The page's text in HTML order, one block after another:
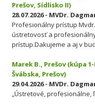
Prešov, Sídlisko II)
28.07.2026 - MVDr.
Profesionálny prístup
ústretovosť a
prístup.Dakujeme a aj v
Marek B., Prešov (kúpa
Švábska, Prešov)
29.04.2026 - MVDr.
„Ústretové, profesionálne,